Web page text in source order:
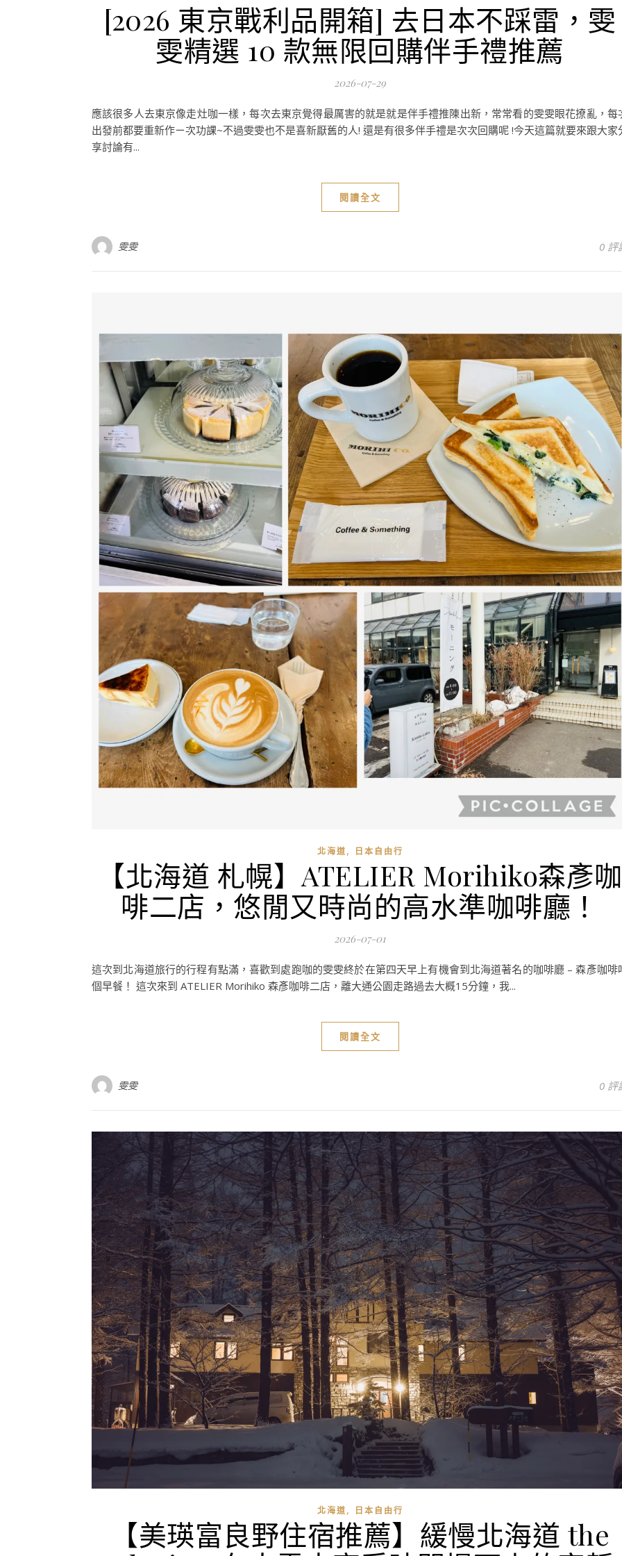
[2026 東京戰利品開箱] 去日本不踩雷，雯
雯精選 10 款無限回購伴手禮推薦
2026-07-29
應該很多人去東京像走灶咖一樣，每次去東京覺得最厲害的就是就是伴手禮推陳出新，常常看的雯雯眼花撩亂，每
出發前都要重新作ㄧ次功課~不過雯雯也不是喜新厭舊的人! 還是有很多伴手禮是次次回購呢 !今天這篇就要來跟大家
享討論有...
閱讀全文
雯雯 0 評
北海道, 日本自由行
【北海道 札幌】ATELIER Morihiko森彥咖
啡二店，悠閒又時尚的高水準咖啡廳！
2026-07-01
這次到北海道旅行的行程有點滿，喜歡到處跑咖的雯雯終於在第四天早上有機會到北海道著名的咖啡廳 – 森彥咖啡
個早餐！ 這次來到 ATELIER Morihiko 森彥咖啡二店，離大通公園走路過去大概15分鐘，我...
閱讀全文
雯雯 0 評
北海道, 日本自由行
【美瑛富良野住宿推薦】緩慢北海道 the